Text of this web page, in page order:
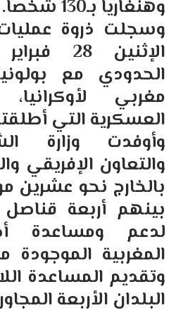
وهنغاريا بـ130 شخصا.
وسجلت ذروة عمليات
مغربي
العسكرية التي
وأوفدت وزارة
والتعاون الإفريقي
بالخارج نحو عشرين
بينهم أربعة
لدعم ومساعدة
المغربية الموجودة
وتقديم المساعدة
البلدان الأربعة